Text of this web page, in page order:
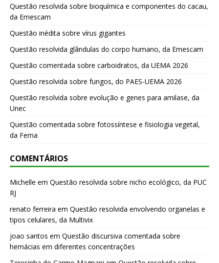
Questão resolvida sobre bioquímica e componentes do cacau,
da Emescam
Questão inédita sobre vírus gigantes
Questão resolvida glândulas do corpo humano, da Emescam
Questão comentada sobre carboidratos, da UEMA 2026
Questão resolvida sobre fungos, do PAES-UEMA 2026
Questão resolvida sobre evolução e genes para amilase, da
Unec
Questão comentada sobre fotossíntese e fisiologia vegetal,
da Fema
COMENTÁRIOS
Michelle em Questão resolvida sobre nicho ecológico, da PUC
RJ
renato ferreira em Questão resolvida envolvendo organelas e
tipos celulares, da Multivix
joao santos em Questão discursiva comentada sobre
hemácias em diferentes concentrações